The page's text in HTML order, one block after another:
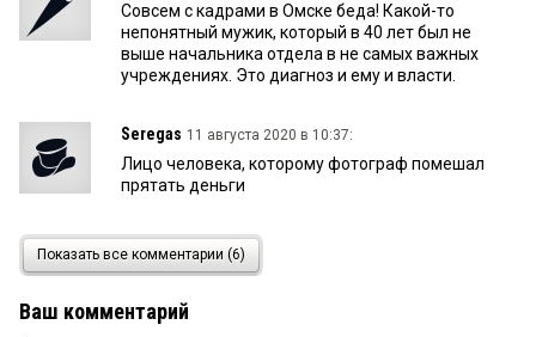
Совсем с кадрами в Омске беда! Какой-то
непонятный мужик, который в 40 лет был не
выше начальника отдела в не самых важных
учреждениях. Это диагноз и ему и власти.
Seregas 11 августа 2020 в 10:37:
Лицо человека, которому фотограф помешал
прятать деньги
11 августа 2020 в 08:15:
Денис, главное пей чай с Фадиной в ее кабинете,
сближает — спроси Денежкина. И покуртуазней —
Показать все комментарии (6)
Ваш комментарий